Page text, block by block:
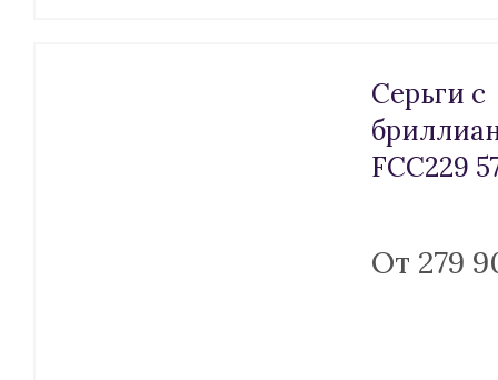
Серьги с
FCC229
От 279